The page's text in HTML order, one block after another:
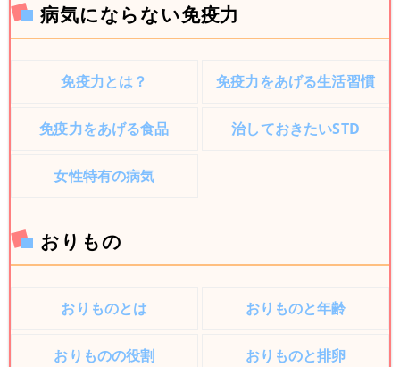
病気にならない免疫力
免疫力とは？ 免疫力をあげる生活習慣
免疫力をあげる食品 治しておきたいSTD
女性特有の病気
おりもの
おりものとは おりものと年齢
おりものの役割 おりものと排卵